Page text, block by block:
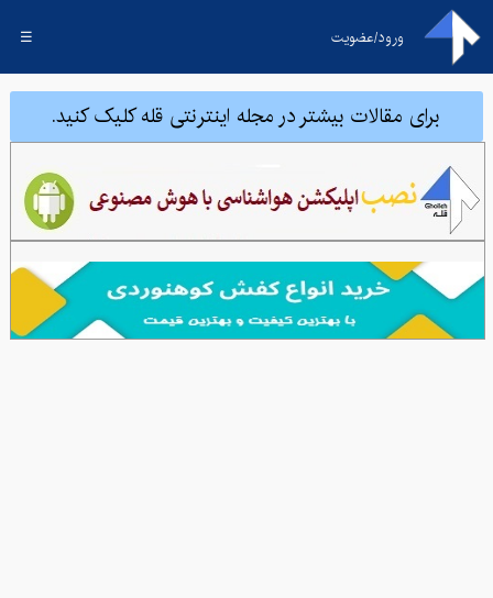
ورود/عضویت ☰
برای مقالات بیشتر در مجله اینترنتی قله کلیک کنید.